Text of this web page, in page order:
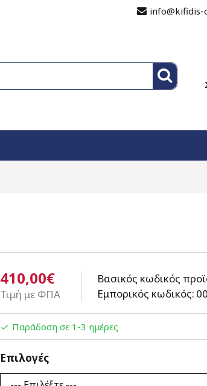
410,00€
Τιμή με ΦΠΑ
Βασικός κωδικός
Εμπορικός κωδικός:
Παράδοση σε 1-3 ημέρες
Επιλογές